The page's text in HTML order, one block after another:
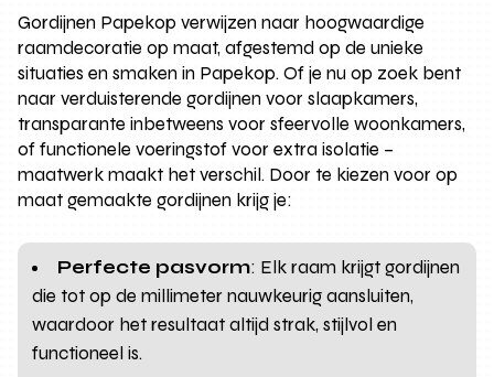
Gordijnen Papekop verwijzen naar hoogwaardige
raamdecoratie op maat, afgestemd op de unieke
situaties en smaken in Papekop. Of je nu op zoek bent
naar verduisterende gordijnen voor slaapkamers,
transparante inbetweens voor sfeervolle woonkamers,
of functionele voeringstof voor extra isolatie –
maatwerk maakt het verschil. Door te kiezen voor op
maat gemaakte gordijnen krijg je:
Perfecte pasvorm: Elk raam krijgt gordijnen
die tot op de millimeter nauwkeurig aansluiten,
waardoor het resultaat altijd strak, stijlvol en
functioneel is.